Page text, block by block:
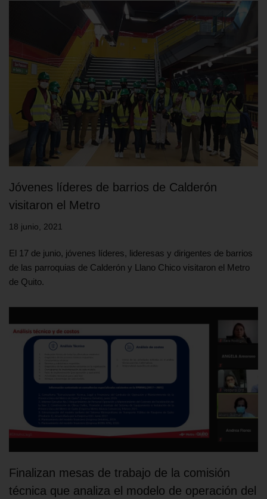
Jóvenes líderes de barrios de Calderón
visitaron el Metro
18 junio, 2021
El 17 de junio, jóvenes líderes, lideresas y dirigentes de barrios
de las parroquias de Calderón y Llano Chico visitaron el Metro
de Quito.
Finalizan mesas de trabajo de la comisión
técnica que analiza el modelo de operación del